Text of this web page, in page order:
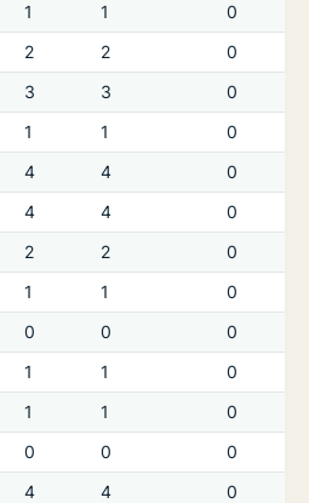
1 1
0
2 2
0
3 3
0
1 1
0
4 4
0
4 4
0
2 2
0
1 1
0
0 0
0
1 1
0
1 1
0
0 0
0
4 4
0